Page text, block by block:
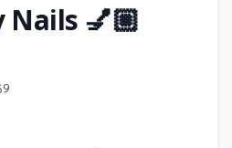
Nails 💅🏼